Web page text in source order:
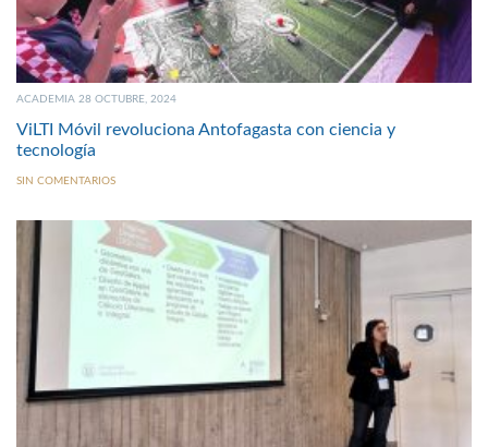
ACADEMIA 28 OCTUBRE, 2024
ViLTI Móvil revoluciona Antofagasta con ciencia y
tecnología
SIN COMENTARIOS